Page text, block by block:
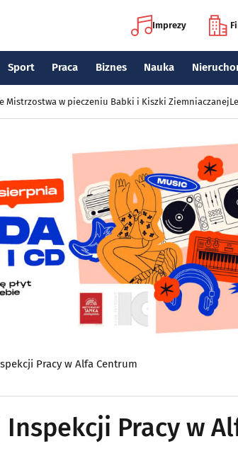
Imprezy
Sport Praca Biznes Nauka
Mistrzostwa w pieczeniu Babki i Kiszki Ziemniaczanej
Pracy w Alfa Centrum
Pracy w